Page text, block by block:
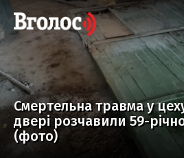
Смертельна травма у
двері розчавили 59-
(фото)